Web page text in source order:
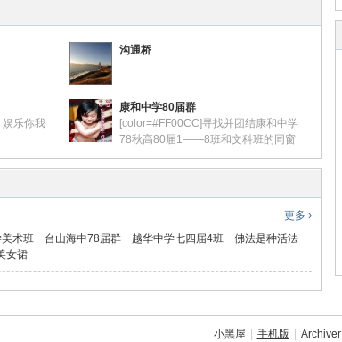
沟通桥
娱乐你我
康和中学80届群
[color=#FF00CC]寻找并团结康和中学
78秋高80届1——8班和文科班的同窗
学友，加入该群组相互交流、沟通和
联络同学真情![/color]
更多 ›
术班 台山海中78届群 越华中学七四届4班
佛法是种活法
女裙
小黑屋 手机版 Archiver